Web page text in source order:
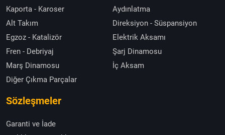
Kaporta - Karoser
Aydınlatma
Alt Takım
Direksiyon - Süspansiyon
Egzoz - Katalizör
Elektrik Aksamı
Fren - Debriyaj
Şarj Dinamosu
Marş Dinamosu
İç Aksam
Diğer Çıkma Parçalar
Sözleşmeler
Garanti ve İade